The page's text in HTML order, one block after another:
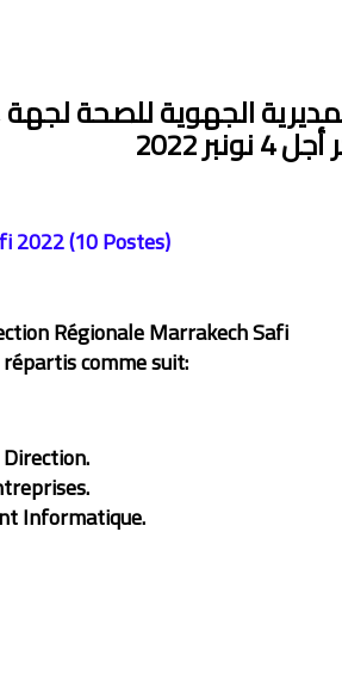
4 نونبر 2022
2022 (10 Postes)
Régionale Marrakech Safi
comme suit:
Informatique.